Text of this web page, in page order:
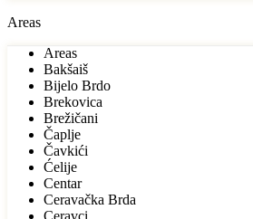
Areas
Areas
Bakšaiš
Bijelo Brdo
Brekovica
Brežičani
Čaplje
Čavkići
Ćelije
Centar
Ceravačka Brda
Ceravci